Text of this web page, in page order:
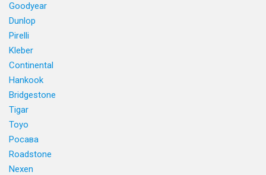
Goodyear
Dunlop
Pirelli
Kleber
Continental
Hankook
Bridgestone
Tigar
Toyo
Росава
Roadstone
Nexen